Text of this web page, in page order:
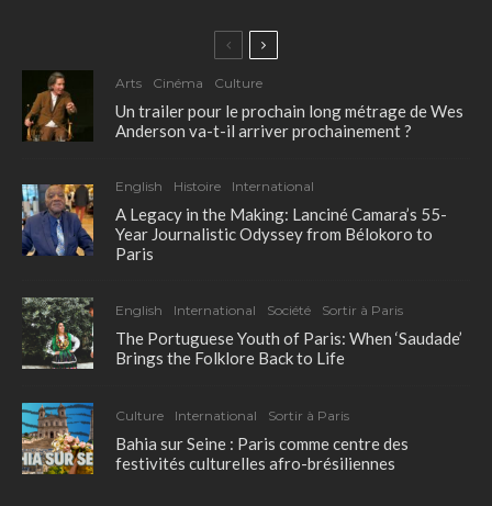
Arts Cinéma Culture
Un trailer pour le prochain long métrage de Wes
Anderson va-t-il arriver prochainement ?
English Histoire International
A Legacy in the Making: Lanciné Camara’s 55-
Year Journalistic Odyssey from Bélokoro to
Paris
English International Société Sortir à Paris
The Portuguese Youth of Paris: When ‘Saudade’
Brings the Folklore Back to Life
Culture International Sortir à Paris
Bahia sur Seine : Paris comme centre des
festivités culturelles afro-brésiliennes